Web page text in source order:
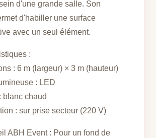
d'une grande salle. Son
d'habiller une surface
avec un seul élément.
:
: 6 m (largeur) × 3 m (hauteur)
: LED
blanc chaud
: sur prise secteur (220 V)
ABH Event : Pour un fond de